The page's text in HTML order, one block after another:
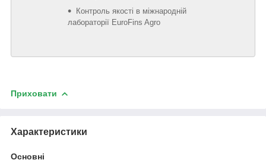
Контроль якості в міжнародній
лабораторії EuroFins Agro
Приховати
Характеристики
Основні